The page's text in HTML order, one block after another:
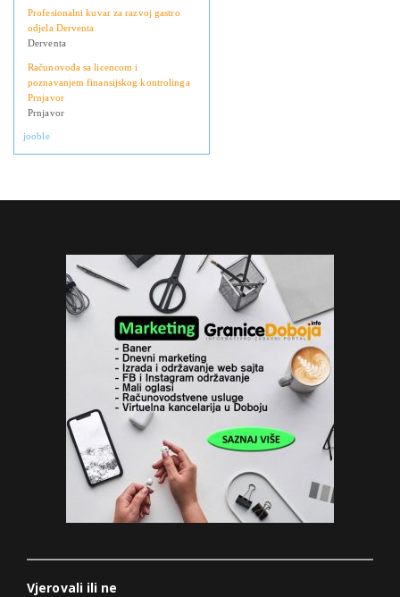
Profesionalni kuvar za razvoj gastro
odjela Derventa
Derventa
Računovođa sa licencom i
poznavanjem finansijskog kontrolinga
Prnjavor
Prnjavor
jooble
Vjerovali ili ne